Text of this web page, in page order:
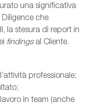
una significativa
Diligence che
la stesura di report in
findingsal Cliente.
professionale;
in team (anche